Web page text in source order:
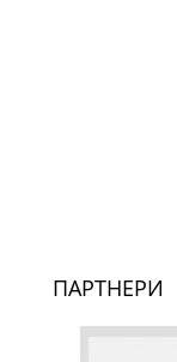
ПАРТНЕРИ